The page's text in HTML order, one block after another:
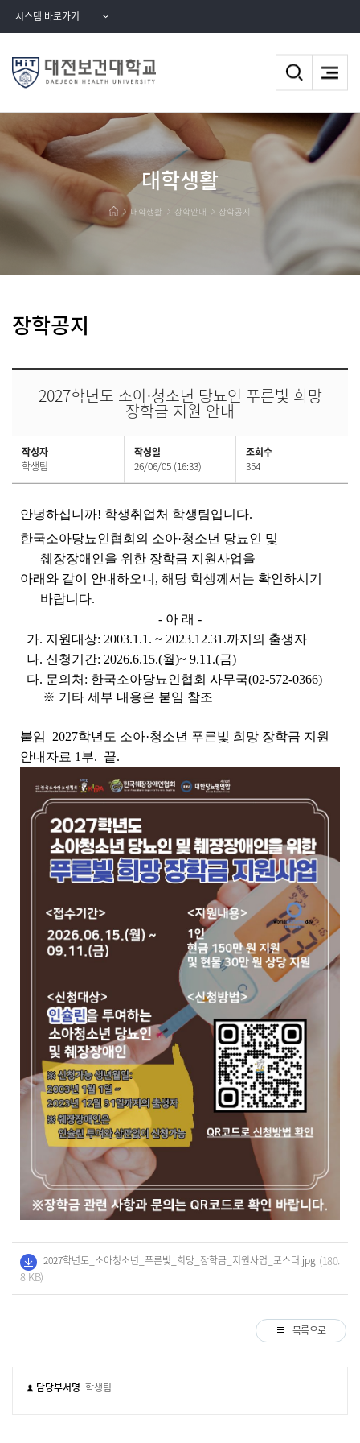
시스템 바로가기
대학생활
대학생활 장학안내 장학공지
장학공지
2027학년도 소아·청소년 당뇨인 푸른빛 희망
장학금 지원 안내
작성자
학생팀
작성일
26/06/05 (16:33)
조회수
354
안녕하십니까! 학생취업처 학생팀입니다.
한국소아당뇨인협회의 소아·청소년 당뇨인 및
췌장장애인을 위한 장학금 지원사업을
아래와 같이 안내하오니, 해당 학생께서는 확인하시기
바랍니다.
- 아 래 -
가. 지원대상: 2003.1.1. ~ 2023.12.31.까지의 출생자
나. 신청기간: 2026.6.15.(월)~ 9.11.(금)
다. 문의처: 한국소아당뇨인협회 사무국(02-572-0366)
※ 기타 세부 내용은 붙임 참조
붙임 2027학년도 소아·청소년 푸른빛 희망 장학금 지원
안내자료 1부. 끝.
2027학년도_소아청소년_푸른빛_희망_장학금_지원사업_포스터.jpg (180.
8 KB)
목록으로
담당부서명 학생팀